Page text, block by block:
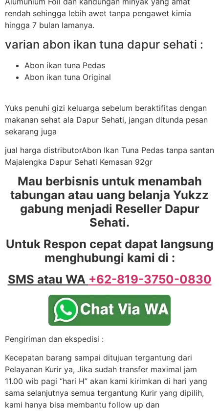
rendah sehingga lebih awet tanpa pengawet kimia
hingga 7 bulan lamanya.
varian abon ikan tuna dapur sehati :
Abon ikan tuna Pedas
Abon ikan tuna Original
Yuks penuhi gizi keluarga sebelum beraktifitas dengan
makanan sehat ala Dapur Sehati, jangan ditunda pesan
sekarang juga
jual harga distributorAbon Ikan Tuna Pedas tanpa santan
Majalengka Dapur Sehati Kemasan 92gr
Mau berbisnis untuk menambah
tabungan atau uang belanja Yukzz
gabung menjadi Reseller Dapur
Sehati.
Untuk Respon cepat dapat langsung
menghubungi kami di :
SMS atau WA +62-819-3750-0830
Pengiriman dan ekspedisi :
Kecepatan barang sampai ditujuan tergantung dari
Pelayanan Kurir ya, Jika sudah transfer maximal jam
11.00 wib pagi “hari H” akan kami kirimkan di hari yang
sama selanjutnya semua tergantung Kurir yang dipilih,
kami hanya bisa membantu follow up dan